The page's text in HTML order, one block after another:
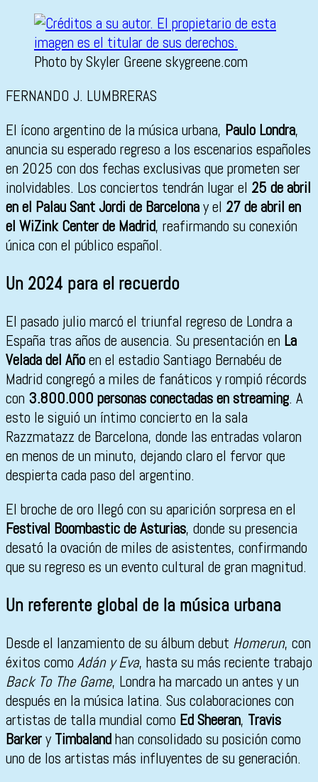
Photo by Skyler Greene skygreene.com
FERNANDO J. LUMBRERAS
El ícono argentino de la música urbana, Paulo Londra,
anuncia su esperado regreso a los escenarios españoles
en 2025 con dos fechas exclusivas que prometen ser
inolvidables. Los conciertos tendrán lugar el 25 de abril
en el Palau Sant Jordi de Barcelonay el 27 de abril en
el WiZink Center de Madrid, reafirmando su conexión
única con el público español.
Un 2024 para el recuerdo
El pasado julio marcó el triunfal regreso de Londra a
España tras años de ausencia. Su presentación en La
Velada del Añoen el estadio Santiago Bernabéu de
Madrid congregó a miles de fanáticos y rompió récords
con 3.800.000 personas conectadas en streaming. A
esto le siguió un íntimo concierto en la sala
Razzmatazz de Barcelona, donde las entradas volaron
en menos de un minuto, dejando claro el fervor que
despierta cada paso del argentino.
El broche de oro llegó con su aparición sorpresa en el
Festival Boombastic de Asturias, donde su presencia
desató la ovación de miles de asistentes, confirmando
que su regreso es un evento cultural de gran magnitud.
Un referente global de la música urbana
Desde el lanzamiento de su álbum debut Homerun, con
éxitos como Adán y Eva, hasta su más reciente trabajo
Back To The Game, Londra ha marcado un antes y un
después en la música latina. Sus colaboraciones con
artistas de talla mundial como Ed Sheeran, Travis
BarkeryTimbalandhan consolidado su posición como
uno de los artistas más influyentes de su generación.